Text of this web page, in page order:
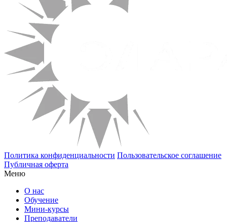
Политика конфиденциальности Пользовательское соглашение
Публичная оферта
Меню
О нас
Обучение
Мини-курсы
Преподаватели